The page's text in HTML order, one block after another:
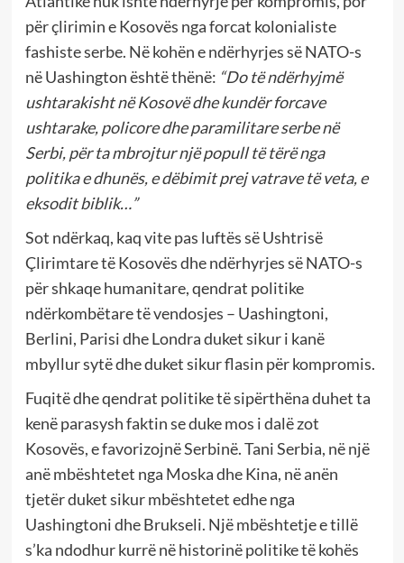
për çlirimin e Kosovës nga forcat kolonialiste
fashiste serbe. Në kohën e ndërhyrjes së NATO-s
në Uashington është thënë: “Do të ndërhyjmë
ushtarakisht në Kosovë dhe kundër forcave
ushtarake, policore dhe paramilitare serbe në
Serbi, për ta mbrojtur një popull të tërë nga
politika e dhunës, e dëbimit prej vatrave të veta, e
eksodit biblik…”
Sot ndërkaq, kaq vite pas luftës së Ushtrisë
Çlirimtare të Kosovës dhe ndërhyrjes së NATO-s
për shkaqe humanitare, qendrat politike
ndërkombëtare të vendosjes – Uashingtoni,
Berlini, Parisi dhe Londra duket sikur i kanë
mbyllur sytë dhe duket sikur flasin për kompromis.
Fuqitë dhe qendrat politike të sipërthëna duhet ta
kenë parasysh faktin se duke mos i dalë zot
Kosovës, e favorizojnë Serbinë. Tani Serbia, në një
anë mbështetet nga Moska dhe Kina, në anën
tjetër duket sikur mbështetet edhe nga
Uashingtoni dhe Brukseli. Një mbështetje e tillë
s’ka ndodhur kurrë në historinë politike të kohës